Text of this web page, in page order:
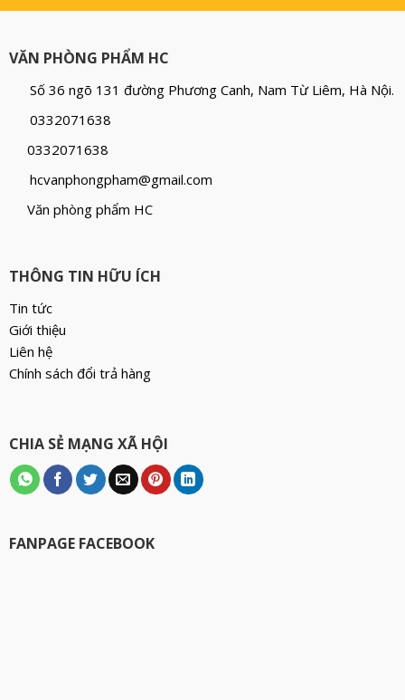
VĂN PHÒNG PHẨM HC
Số 36 ngõ 131 đường Phương Canh, Nam Từ Liêm, Hà Nội.
0332071638
0332071638
hcvanphongpham@gmail.com
Văn phòng phẩm HC
THÔNG TIN HỮU ÍCH
Tin tức
Giới thiệu
Liên hệ
Chính sách đổi trả hàng
CHIA SẺ MẠNG XÃ HỘI
FANPAGE FACEBOOK